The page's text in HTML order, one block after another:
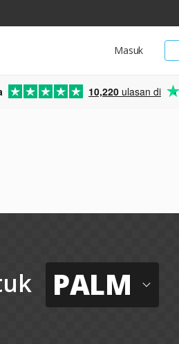
Masuk
10,220 ulasan di
PALM